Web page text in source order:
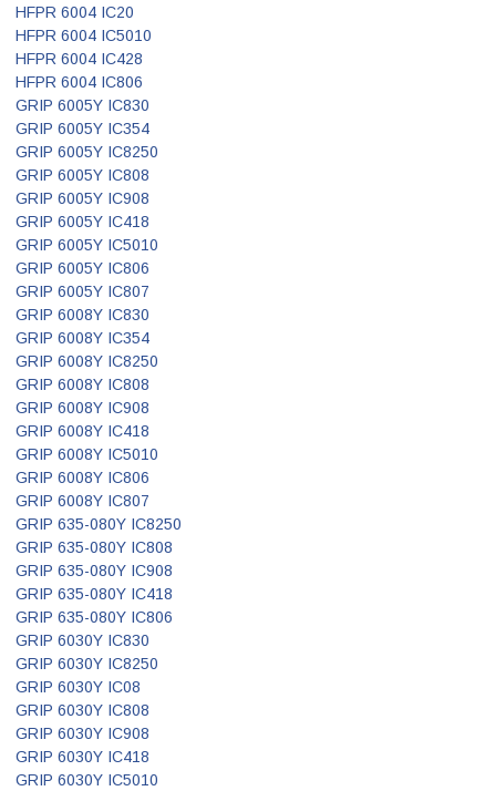
HFPR 6004 IC20
HFPR 6004 IC5010
HFPR 6004 IC428
HFPR 6004 IC806
GRIP 6005Y IC830
GRIP 6005Y IC354
GRIP 6005Y IC8250
GRIP 6005Y IC808
GRIP 6005Y IC908
GRIP 6005Y IC418
GRIP 6005Y IC5010
GRIP 6005Y IC806
GRIP 6005Y IC807
GRIP 6008Y IC830
GRIP 6008Y IC354
GRIP 6008Y IC8250
GRIP 6008Y IC808
GRIP 6008Y IC908
GRIP 6008Y IC418
GRIP 6008Y IC5010
GRIP 6008Y IC806
GRIP 6008Y IC807
GRIP 635-080Y IC8250
GRIP 635-080Y IC808
GRIP 635-080Y IC908
GRIP 635-080Y IC418
GRIP 635-080Y IC806
GRIP 6030Y IC830
GRIP 6030Y IC8250
GRIP 6030Y IC08
GRIP 6030Y IC808
GRIP 6030Y IC908
GRIP 6030Y IC418
GRIP 6030Y IC5010